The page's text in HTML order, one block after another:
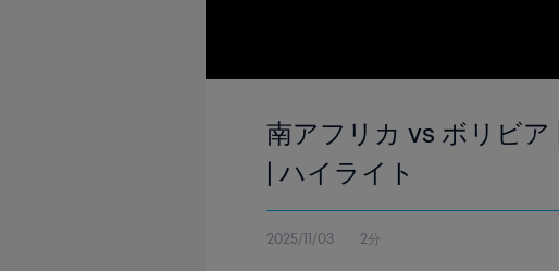
南アフリカ vs ボリビア
| ハイライト
2025/11/03 2分